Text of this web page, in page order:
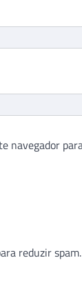
navegador
reduzir spam.